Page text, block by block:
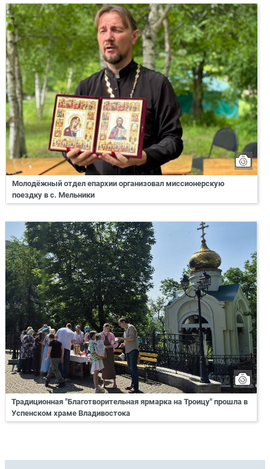
Молодёжный отдел епархии организовал миссионерскую
поездку в с. Мельники
Традиционная "Благотворительная ярмарка на Троицу" прошла в
Успенском храме Владивостока